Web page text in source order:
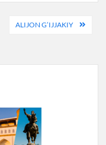
ALIJON G’IJJAKIY